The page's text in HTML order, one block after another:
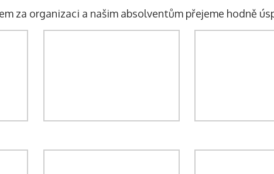
za organizaci a našim absolventům přejeme hodně